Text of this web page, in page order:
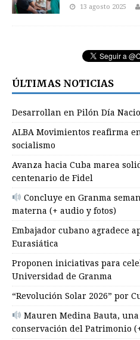
13 agosto 2025
ÚLTIMAS NOTICIAS
Desarrollan en Pilón Día
ALBA Movimientos reafirma
socialismo
Avanza hacia Cuba marea
centenario de Fidel
Concluye en Granma
materna (+ audio y fotos)
Embajador cubano agradece
Eurasiática
Proponen iniciativas para
Universidad de Granma
“Revolución Solar 2026” por
Mauren Medina Bauta,
conservación del Patrimonio